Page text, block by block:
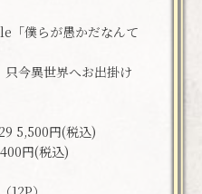
僕らが愚かだなんて
今異世界へお出掛け
5,500円(税込)
円(税込)